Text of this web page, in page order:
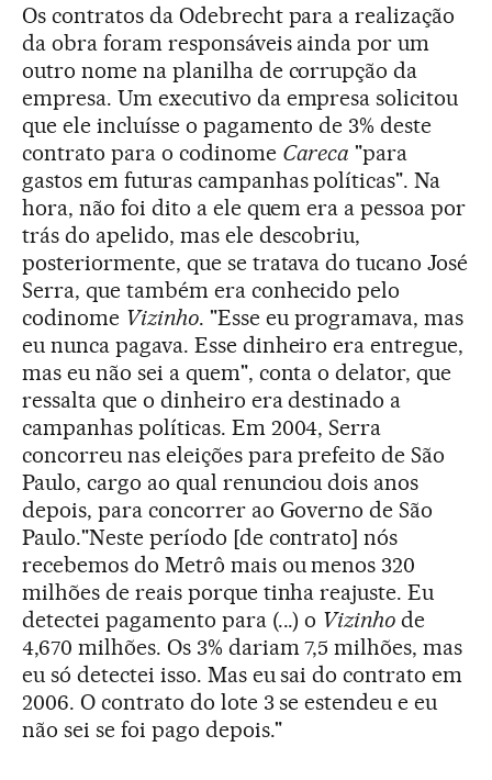
Os contratos da Odebrecht para a realização
da obra foram responsáveis ainda por um
outro nome na planilha de corrupção da
empresa. Um executivo da empresa solicitou
que ele incluísse o pagamento de 3% deste
contrato para o codinome Careca "para
gastos em futuras campanhas políticas". Na
hora, não foi dito a ele quem era a pessoa por
trás do apelido, mas ele descobriu,
posteriormente, que se tratava do tucano José
Serra, que também era conhecido pelo
codinome Vizinho. "Esse eu programava, mas
eu nunca pagava. Esse dinheiro era entregue,
mas eu não sei a quem", conta o delator, que
ressalta que o dinheiro era destinado a
campanhas políticas. Em 2004, Serra
concorreu nas eleições para prefeito de São
Paulo, cargo ao qual renunciou dois anos
depois, para concorrer ao Governo de São
Paulo."Neste período [de contrato] nós
recebemos do Metrô mais ou menos 320
milhões de reais porque tinha reajuste. Eu
detectei pagamento para (...) o Vizinho de
4,670 milhões. Os 3% dariam 7,5 milhões, mas
eu só detectei isso. Mas eu sai do contrato em
2006. O contrato do lote 3 se estendeu e eu
não sei se foi pago depois."